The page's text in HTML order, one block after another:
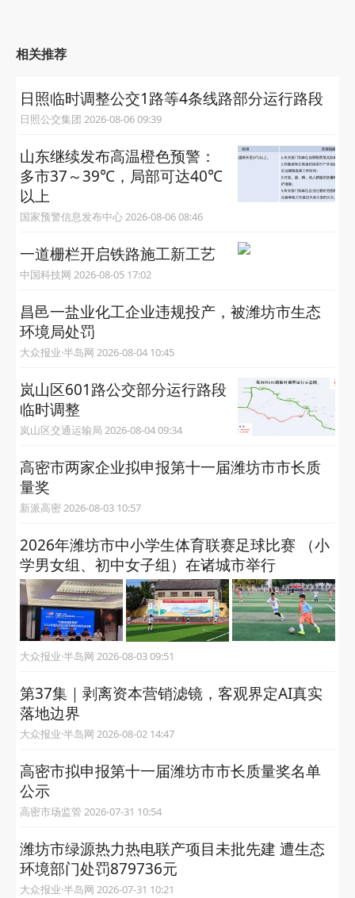
相关推荐
日照临时调整公交1路等4条线路部分运行路段
日照公交集团 2026-08-06 09:39
山东继续发布高温橙色预警：
多市37～39℃，局部可达40℃
以上
国家预警信息发布中心 2026-08-06 08:46
一道栅栏开启铁路施工新工艺
中国科技网 2026-08-05 17:02
昌邑一盐业化工企业违规投产，被潍坊市生态
环境局处罚
大众报业·半岛网 2026-08-04 10:45
岚山区601路公交部分运行路段
临时调整
岚山区交通运输局 2026-08-04 09:34
高密市两家企业拟申报第十一届潍坊市市长质
量奖
新派高密 2026-08-03 10:57
2026年潍坊市中小学生体育联赛足球比赛 （小
学男女组、初中女子组）在诸城市举行
大众报业·半岛网 2026-08-03 09:51
第37集｜剥离资本营销滤镜，客观界定AI真实
落地边界
大众报业·半岛网 2026-08-02 14:47
高密市拟申报第十一届潍坊市市长质量奖名单
公示
高密市场监管 2026-07-31 10:54
潍坊市绿源热力热电联产项目未批先建 遭生态
环境部门处罚879736元
大众报业·半岛网 2026-07-31 10:21